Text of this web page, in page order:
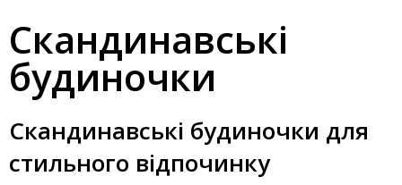
Скандинавські
будиночки
Скандинавські будиночки для
стильного відпочинку